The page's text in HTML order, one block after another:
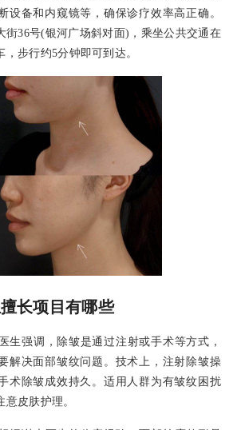
设备和内窥镜等，确保诊疗效率高正确。
街36号(银河广场斜对面)，乘坐公共交通在
步行约5分钟即可到达。
长项目有哪些
生强调，除皱是通过注射或手术等方式，
解决面部皱纹问题。技术上，注射除皱操
术除皱成效持久。适用人群为有皱纹困扰
皮肤护理。